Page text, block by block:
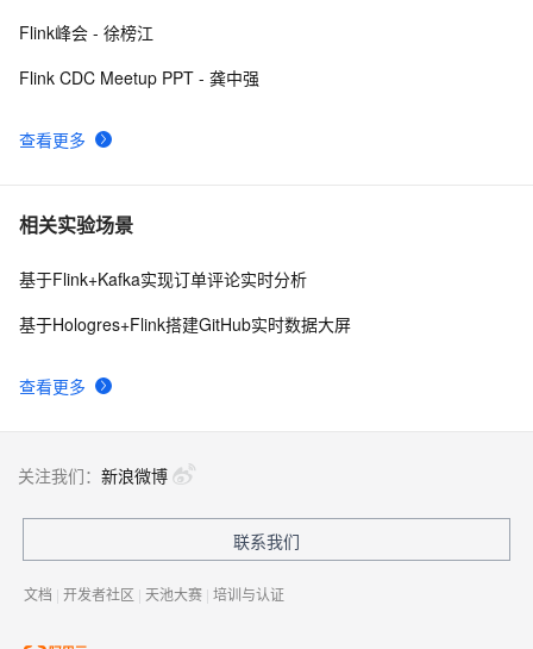
查看更多
Flink峰会 - 徐榜江
Flink CDC Meetup PPT - 龚中强
相关实验场景
查看更多
基于Flink+Kafka实现订单评论实时分析
基于Hologres+Flink搭建GitHub实时数据大屏
关注我们： 新浪微博
联系我们
文档 | 开发者社区 | 天池大赛 | 培训与认证